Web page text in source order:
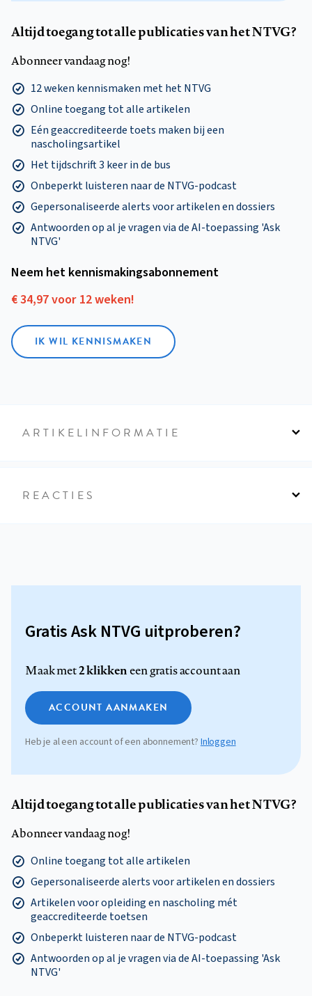
Altijd toegang tot alle publicaties van het NTVG?
Abonneer vandaag nog!
12 weken kennismaken met het NTVG
Online toegang tot alle artikelen
Eén geaccrediteerde toets maken bij een
nascholingsartikel
Het tijdschrift 3 keer in de bus
Onbeperkt luisteren naar de NTVG-podcast
Gepersonaliseerde alerts voor artikelen en dossiers
Antwoorden op al je vragen via de AI-toepassing 'Ask
NTVG'
Neem het kennismakings­abonnement
€ 34,97 voor 12 weken!
IK WIL KENNISMAKEN
ARTIKELINFORMATIE
REACTIES
Gratis Ask NTVG uitproberen?
Maak met2 klikkeneen gratis account aan
ACCOUNT AANMAKEN
Heb je al een account of een abonnement?Inloggen
Altijd toegang tot alle publicaties van het NTVG?
Abonneer vandaag nog!
Online toegang tot alle artikelen
Gepersonaliseerde alerts voor artikelen en dossiers
Artikelen voor opleiding en nascholing mét
geaccrediteerde toetsen
Onbeperkt luisteren naar de NTVG-podcast
Antwoorden op al je vragen via de AI-toepassing 'Ask
NTVG'